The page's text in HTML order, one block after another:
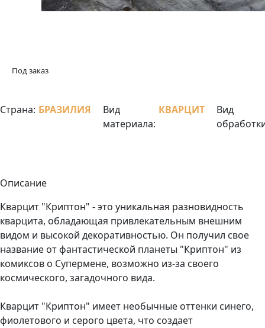
Под заказ
Страна: БРАЗИЛИЯ
Вид
материала:
КВАРЦИТ
Вид
Описание
Кварцит "Криптон" - это уникальная разновидность
кварцита, обладающая привлекательным внешним
видом и высокой декоративностью. Он получил свое
название от фантастической планеты "Криптон" из
комиксов о Супермене, возможно из-за своего
космического, загадочного вида.
Кварцит "Криптон" имеет необычные оттенки синего,
фиолетового и серого цвета, что создает